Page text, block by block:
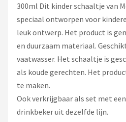
300ml Dit kinder schaaltje van
speciaal ontworpen voor
leuk ontwerp. Het product is
en duurzaam materiaal.
vaatwasser. Het schaaltje is
als koude gerechten. Het
te maken.
Ook verkrijgbaar als set met
drinkbeker uit dezelfde lijn.